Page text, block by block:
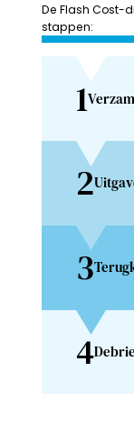
De Flash Cost-
stappen:
1
2
3
4